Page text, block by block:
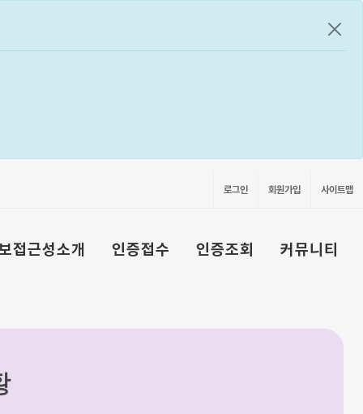
공지
로그인 회원가입 사이트맵
접근성소개 인증접수 인증조회 커뮤니티